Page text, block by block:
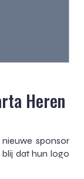
Heren
sponsor
dat hun logo